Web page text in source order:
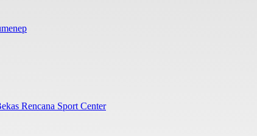
Rencana Sport Center